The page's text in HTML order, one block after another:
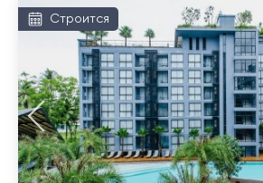
западном побережье.
Строится